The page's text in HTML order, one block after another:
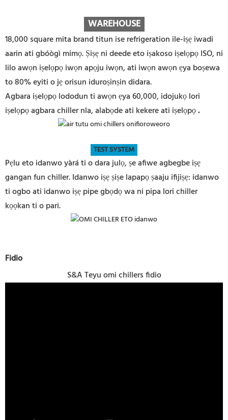
WAREHOUSE
18,000 square mita brand titun ise refrigeration ile-iṣẹ iwadi
aarin ati gbóògì mimọ. Ṣiṣẹ ni deede eto iṣakoso iṣelọpọ ISO, ni
lilo awọn iṣelọpọ iwọn apọju iwọn, ati iwọn awọn ẹya boṣewa
to 80% eyiti o jẹ orisun iduroṣinṣin didara.
Agbara iṣelọpọ lododun ti awọn ẹya 60,000, idojukọ lori
iṣelọpọ agbara chiller nla, alabọde ati kekere ati iṣelọpọ.
TEST SYSTEM
Pẹlu eto idanwo yàrá ti o dara julọ, ṣe afiwe agbegbe iṣẹ
gangan fun chiller. Idanwo iṣẹ ṣiṣe lapapọ ṣaaju ifijiṣẹ: idanwo
ti ogbo ati idanwo iṣẹ pipe gbọdọ wa ni pipa lori chiller
kọọkan ti o pari.
Fidio
S&A Teyu omi chillers fidio